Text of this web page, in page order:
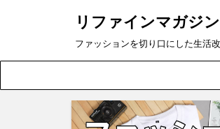
リファインマガジン
ファッションを切り口にした生活